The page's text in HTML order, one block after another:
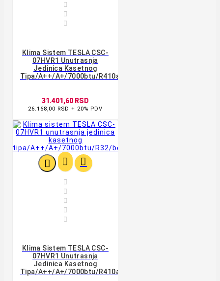



Klima Sistem TESLA CSC-
07HVR1 Unutrasnja
Jedinica Kasetnog
Tipa/A++/A+/7000btu/R410a/bela
31.401,60 RSD
26.168,00 RSD + 20% PDV
  





Klima Sistem TESLA CSC-
07HVR1 Unutrasnja
Jedinica Kasetnog
Tipa/A++/A+/7000btu/R410a/bela